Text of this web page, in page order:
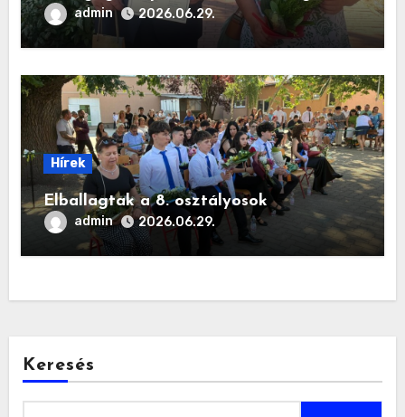
admin 2026.06.29.
Hírek
Elballagtak a 8. osztályosok
admin 2026.06.29.
Keresés